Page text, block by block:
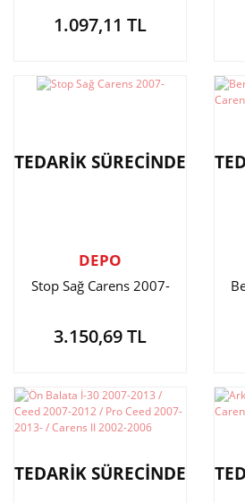
1.097,11 TL
TEDARİK SÜRECİNDE
DEPO
Stop Sağ Carens 2007-
3.150,69 TL
TEDARİK SÜRECİNDE